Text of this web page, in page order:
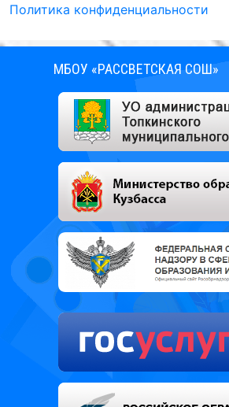
Политика конфиденциальности
МБОУ «РАССВЕТСКАЯ СОШ»